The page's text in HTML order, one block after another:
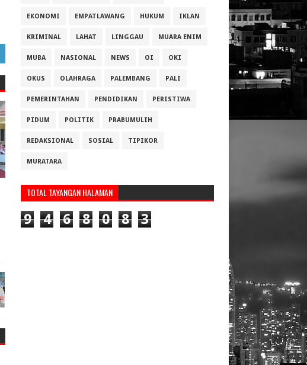
EKONOMI EMPATLAWANG HUKUM IKLAN
KRIMINAL LAHAT LINGGAU MUARA ENIM
MUBA NASIONAL NEWS OI OKI
OKUS OLAHRAGA PALEMBANG PALI
PEMERINTAHAN PENDIDIKAN PERISTIWA
PIDUM POLITIK PRABUMULIH
REDAKSIONAL SOSIAL TIPIKOR
MURATARA
TOTAL TAYANGAN HALAMAN
9 4 6 8 0 8 3